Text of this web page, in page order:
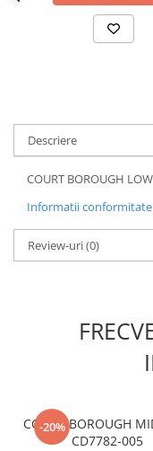
Descriere
COURT BOROUGH
Informatii
Review-uri(0)
-20%
COURT BOROUGH
CD7782-005